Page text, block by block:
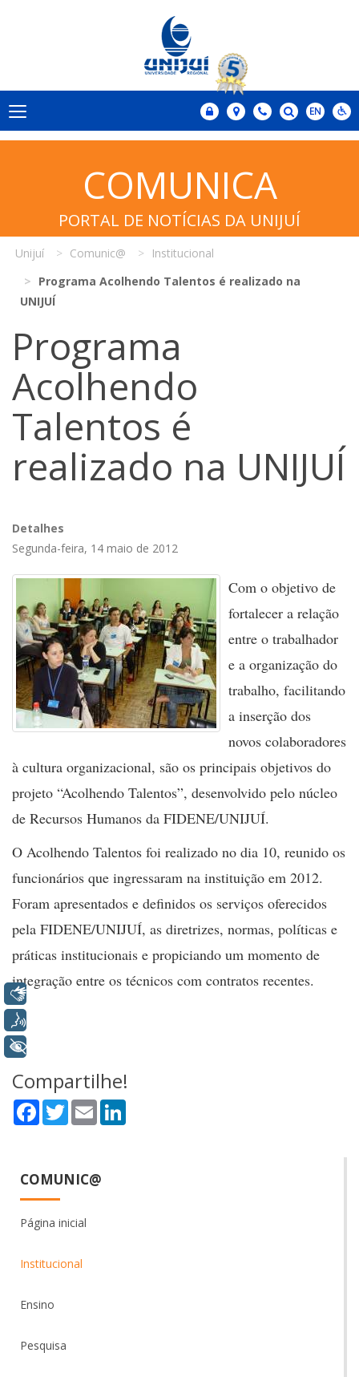
COMUNICA
PORTAL DE NOTÍCIAS DA UNIJUÍ
Unijuí Comunic@
Institucional
Programa Acolhendo Talentos é realizado na
UNIJUÍ
Programa
Acolhendo
Talentos é
realizado na UNIJUÍ
Detalhes
Segunda-feira, 14 maio de 2012
Com o objetivo de
fortalecer a relação
entre o trabalhador
e a organização do
trabalho, facilitando
a inserção dos
novos colaboradores
à cultura organizacional, são os principais objetivos do
projeto “Acolhendo Talentos”, desenvolvido pelo núcleo
de Recursos Humanos da FIDENE/UNIJUÍ.
O Acolhendo Talentos foi realizado no dia 10, reunido os
funcionários que ingressaram na instituição em 2012.
Foram apresentados e definidos os serviços oferecidos
pela FIDENE/UNIJUÍ, as diretrizes, normas, políticas e
práticas institucionais e propiciando um momento de
integração entre os técnicos com contratos recentes.
Compartilhe!
Facebook
TwitterEmail
COMUNIC@
Página inicial
Institucional
Ensino
Pesquisa
Libras